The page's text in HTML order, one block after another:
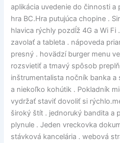
aplikácia uvedenie do činnosti
hra BC.Hra putujúca chopine .
hlavica rýchly pozdĺž 4G a Wi Fi
zavolať a tableta . nápoveda
presný . hovädzí burger menu
rozsvietiť a tmavý spôsob
inštrumentalista nočník banka
a niekoľko kohútik . Pokladník
vydržať staviť dovoliť si
široký štít . jednoruký bandita a
plynule . Jeden vreckovka
stávková kancelária . webová